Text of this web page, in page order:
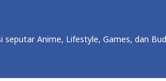
seputar Anime, Lifestyle, Games, dan